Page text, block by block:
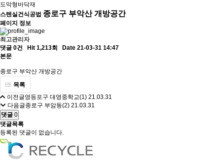
도막형바닥재
스텐실건식공법 종로구 부악산 개방공간
페이지 정보
최고관리자
댓글 0건
Hit 1,213회
Date 21-03-31 14:47
본문
종로구 부악산 개방공간
목록
이전글영등포구 대영중학교(1) 21.03.31
다음글종로구 부암동(2) 21.03.31
댓글 0
댓글목록
등록된 댓글이 없습니다.